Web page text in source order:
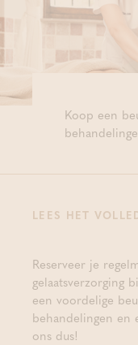
Koop een
LEES HET
Reserveer je
gelaatsverzorging
een voordelige
behandelingen en
ons dus!